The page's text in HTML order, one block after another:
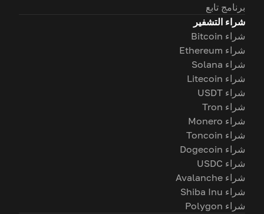
برنامج تابع
شراء التشفير
شراء Bitcoin
شراء Ethereum
شراء Solana
شراء Litecoin
شراء USDT
شراء Tron
شراء Monero
شراء Toncoin
شراء Dogecoin
شراء USDC
شراء Avalanche
شراء Shiba Inu
شراء Polygon